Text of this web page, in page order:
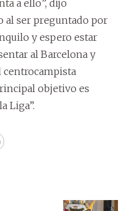
a ello”, dijo
al ser preguntado por
y espero estar
al Barcelona y
centrocampista
objetivo es
Liga”.